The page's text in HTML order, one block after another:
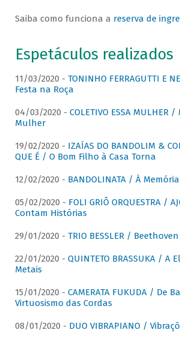
Saiba como funciona a reserva de
Espetáculos realizados
11/03/2020 - TONINHO FERRAGUTTI E
Festa na Roça
04/03/2020 - COLETIVO ESSA MULHER
Mulher
19/02/2020 - IZAÍAS DO BANDOLIM &
QUE É / O Bom Filho à Casa Torna
12/02/2020 - BANDOLINATA / À
05/02/2020 - FOLI GRIÔ ORQUESTRA /
Contam Histórias
29/01/2020 - TRIO BESSLER /
22/01/2020 - QUINTETO BRASSUKA / A
Metais
15/01/2020 - CAMERATA FUKUDA / De
Virtuosismo das Cordas
08/01/2020 - DUO VIBRAPIANO /